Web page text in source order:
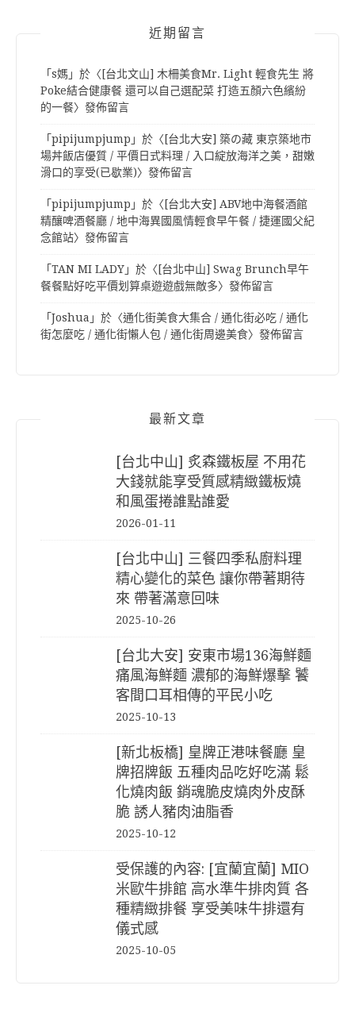
近期留言
「s媽 」於〈 [台北文山] 木柵美食Mr. Light 輕食先生 將
Poke結合健康餐 還可以自己選配菜 打造五顏六色繽紛
的一餐〉發佈留言
「pipijumpjump 」於〈 [台北大安] 築の藏 東京築地市
場丼飯店優質 / 平價日式料理 / 入口綻放海洋之美，甜嫩
滑口的享受(已歇業)〉發佈留言
「pipijumpjump 」於〈 [台北大安] ABV地中海餐酒館
精釀啤酒餐廳 / 地中海異國風情輕食早午餐 / 捷運國父紀
念館站〉發佈留言
「TAN MI LADY」於〈 [台北中山] Swag Brunch早午
餐餐點好吃平價划算桌遊遊戲無敵多〉發佈留言
「Joshua 」於〈通化街美食大集合 / 通化街必吃 / 通化
街怎麼吃 / 通化街懶人包 / 通化街周邊美食〉發佈留言
最新文章
[台北中山] 炙森鐵板屋 不用花
大錢就能享受質感精緻鐵板燒
和風蛋捲誰點誰愛
2026-01-11
[台北中山] 三餐四季私廚料理
精心變化的菜色 讓你帶著期待
來 帶著滿意回味
2025-10-26
[台北大安] 安東市場136海鮮麵
痛風海鮮麵 濃郁的海鮮爆擊 饕
客間口耳相傳的平民小吃
2025-10-13
[新北板橋] 皇牌正港味餐廳 皇
牌招牌飯 五種肉品吃好吃滿 鬆
化燒肉飯 銷魂脆皮燒肉外皮酥
脆 誘人豬肉油脂香
2025-10-12
受保護的內容: [宜蘭宜蘭] MIO
米歐牛排館 高水準牛排肉質 各
種精緻排餐 享受美味牛排還有
儀式感
2025-10-05